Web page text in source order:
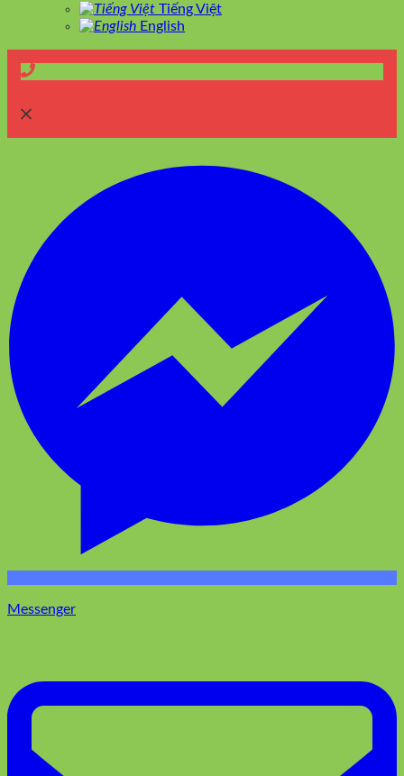
Tiếng Việt
English
Messenger